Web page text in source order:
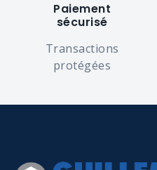
Paiement
sécurisé
Transactions
protégées